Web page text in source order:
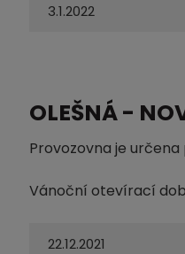
3.1.2022
OLEŠNÁ -
Provozovna je
Vánoční otevírací
22.12.2021